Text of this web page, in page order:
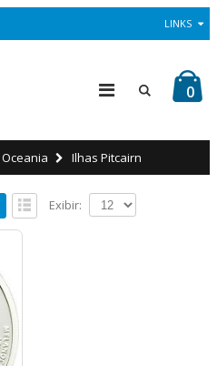
LINKS
0
Oceania Ilhas Pitcairn
Exibir: